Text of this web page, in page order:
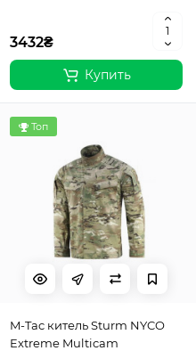
3432₴
Купить
Топ
M-Tac китель Sturm NYCO
Extreme Multicam